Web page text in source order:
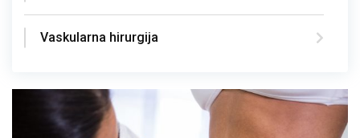
Vaskularna hirurgija